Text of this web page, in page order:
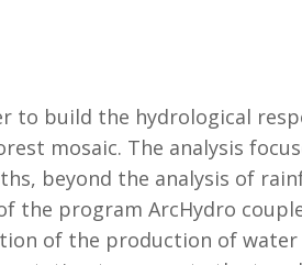
build the hydrological
mosaic. The analysis
beyond the analysis of
the program ArcHydro
of the production of water